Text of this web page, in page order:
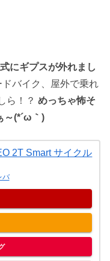
にギプスが外れまし
バイク、屋外で乗れ
ら！？ めっちゃ怖そ
～(*´ω｀)
2T Smart サイクル
バ